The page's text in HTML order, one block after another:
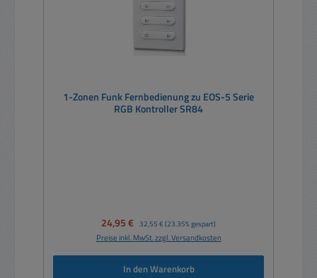
1-Zonen Funk Fernbedienung zu EOS-5 Serie
RGB Kontroller SR84
Verkaufspreis:
24,95 € Regulärer Preis:
32,55 € (23.35% gespart)
Preise inkl. MwSt. zzgl. Versandkosten
In den Warenkorb